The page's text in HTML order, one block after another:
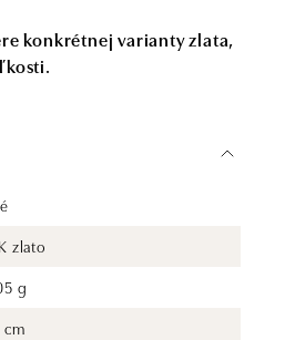
konkrétnej varianty zlata,
zlato
g
cm